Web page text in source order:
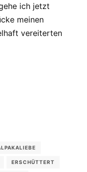
ich jetzt
meinen
vereiterten
ERSCHÜTTERT